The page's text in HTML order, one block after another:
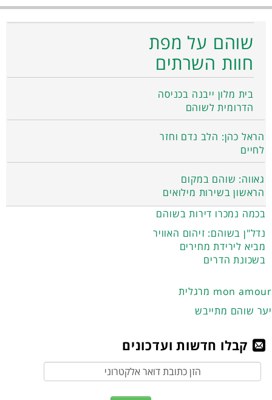
שוהם על מפת
חוות השרתים
בית מלון ייבנה בכניסה
הדרומית לשוהם
הראל כהן: הלב נדם וחזר
לחיים
גאווה: שוהם במקום
הראשון בשירות מילואים
בכמה נמכרו דירות בשוהם
נדל"ן בשוהם: זיהום האוויר
מביא לירידת מחירים
בשכונת הדרים
מרגלית mon amour
יער שוהם מתייבש
קבלו חדשות ועדכונים